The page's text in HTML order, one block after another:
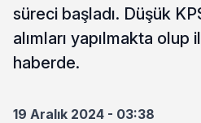
süreci başladı. Düşük
alımları yapılmakta olup
haberde.
19 Aralık 2024 - 03:38